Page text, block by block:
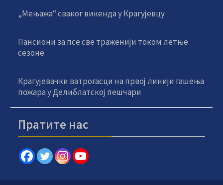
„Мењажа“ сваког викенда у Крагујевцу
Пансиони за псе све траженији током летње
сезоне
Крагујевачки ватрогасци на првој линији гашења
пожара у Делиблатској пешчари
Пратите нас